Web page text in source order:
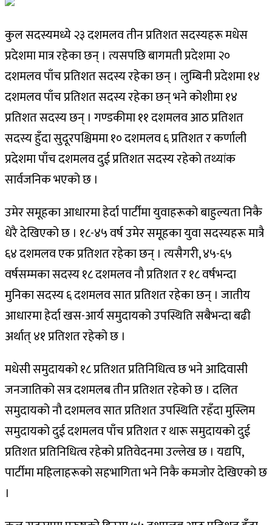
कुल सदस्यमध्ये २३ दशमलव तीन प्रतिशत सदस्यहरू मधेस
प्रदेशमा मात्र रहेका छन् । त्यसपछि बागमती प्रदेशमा २०
दशमलव पाँच प्रतिशत सदस्य रहेका छन् । लुम्बिनी प्रदेशमा १४
दशमलव पाँच प्रतिशत सदस्य रहेका छन् भने कोशीमा १४
प्रतिशत सदस्य छन् । गण्डकीमा ११ दशमलव आठ प्रतिशत
सदस्य हुँदा सुदूरपश्चिममा १० दशमलव ६ प्रतिशत र कर्णाली
प्रदेशमा पाँच दशमलव दुई प्रतिशत सदस्य रहेको तथ्यांक
सार्वजनिक भएको छ ।
उमेर समूहका आधारमा हेर्दा पार्टीमा युवाहरूको बाहुल्यता निकै
धेरै देखिएको छ । १८-४५ वर्ष उमेर समूहका युवा सदस्यहरू मात्रै
६४ दशमलव एक प्रतिशत रहेका छन् । त्यसैगरी, ४५-६५
वर्षसम्मका सदस्य १८ दशमलव नौ प्रतिशत र १८ वर्षभन्दा
मुनिका सदस्य ६ दशमलव सात प्रतिशत रहेका छन् । जातीय
आधारमा हेर्दा खस-आर्य समुदायको उपस्थिति सबैभन्दा बढी
अर्थात् ४१ प्रतिशत रहेको छ ।
मधेसी समुदायको १८ प्रतिशत प्रतिनिधित्व छ भने आदिवासी
जनजातिको सत्र दशमलब तीन प्रतिशत रहेको छ । दलित
समुदायको नौ दशमलव सात प्रतिशत उपस्थिति रहँदा मुस्लिम
समुदायको दुई दशमलव पाँच प्रतिशत र थारू समुदायको दुई
प्रतिशत प्रतिनिधित्व रहेको प्रतिवेदनमा उल्लेख छ । यद्यपि,
पार्टीमा महिलाहरूको सहभागिता भने निकै कमजोर देखिएको छ
।